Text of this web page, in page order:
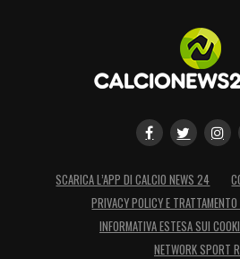
SCARICA L’APP DI CALCIO NEWS 24
PRIVACY POLICY E
INFORMATIVA ESTESA SUI
NETWORK SPORT